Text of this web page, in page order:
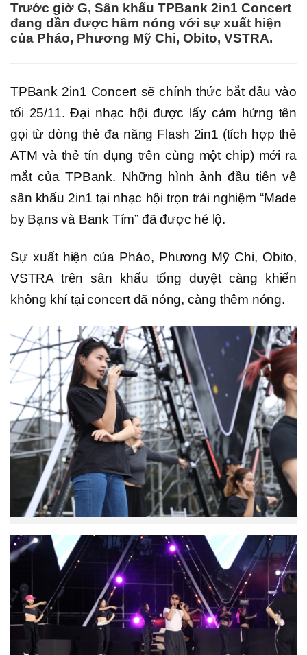
Trước giờ G, Sân khấu TPBank 2in1 Concert
đang dần được hâm nóng với sự xuất hiện
của Pháo, Phương Mỹ Chi, Obito, VSTRA.
TPBank 2in1 Concert sẽ chính thức bắt đầu vào
tối 25/11. Đại nhạc hội được lấy cảm hứng tên
gọi từ dòng thẻ đa năng Flash 2in1 (tích hợp thẻ
ATM và thẻ tín dụng trên cùng một chip) mới ra
mắt của TPBank. Những hình ảnh đầu tiên về
sân khấu 2in1 tại nhạc hội trọn trải nghiệm “Made
by Bạns và Bank Tím” đã được hé lộ.
Sự xuất hiện của Pháo, Phương Mỹ Chi, Obito,
VSTRA trên sân khấu tổng duyệt càng khiến
không khí tại concert đã nóng, càng thêm nóng.